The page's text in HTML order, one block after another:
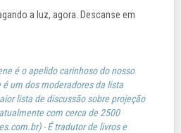
a luz, agora. Descanse em
é o apelido carinhoso do nosso
um dos moderadores da lista
lista de discussão sobre projeção
com cerca de 2500
- É tradutor de livros e